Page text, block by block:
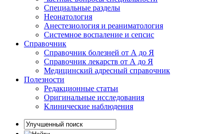
Специальные разделы
Неонатология
Анестезиология и реаниматология
Системное воспаление и сепсис
Справочник
Справочник болезней от А до Я
Справочник лекарств от А до Я
Медицинский адресный справочник
Полезности
Редакционные статьи
Оригинальные исследования
Клинические наблюдения